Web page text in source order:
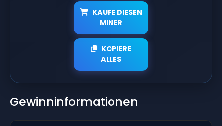
KAUFE DIESEN
MINER
KOPIERE
ALLES
Gewinninformationen